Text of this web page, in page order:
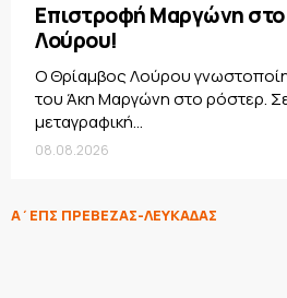
Επιστροφή Μαργώνη
Λούρου!
Ο Θρίαμβος Λούρου
του Άκη Μαργώνη στο ρόστερ.
μεταγραφική...
08.08.2026
Α΄ΕΠΣ ΠΡΕΒΕΖΑΣ-ΛΕΥΚΑΔΑΣ